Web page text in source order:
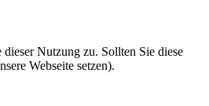
Nutzung zu. Sollten Sie diese
Webseite setzen).